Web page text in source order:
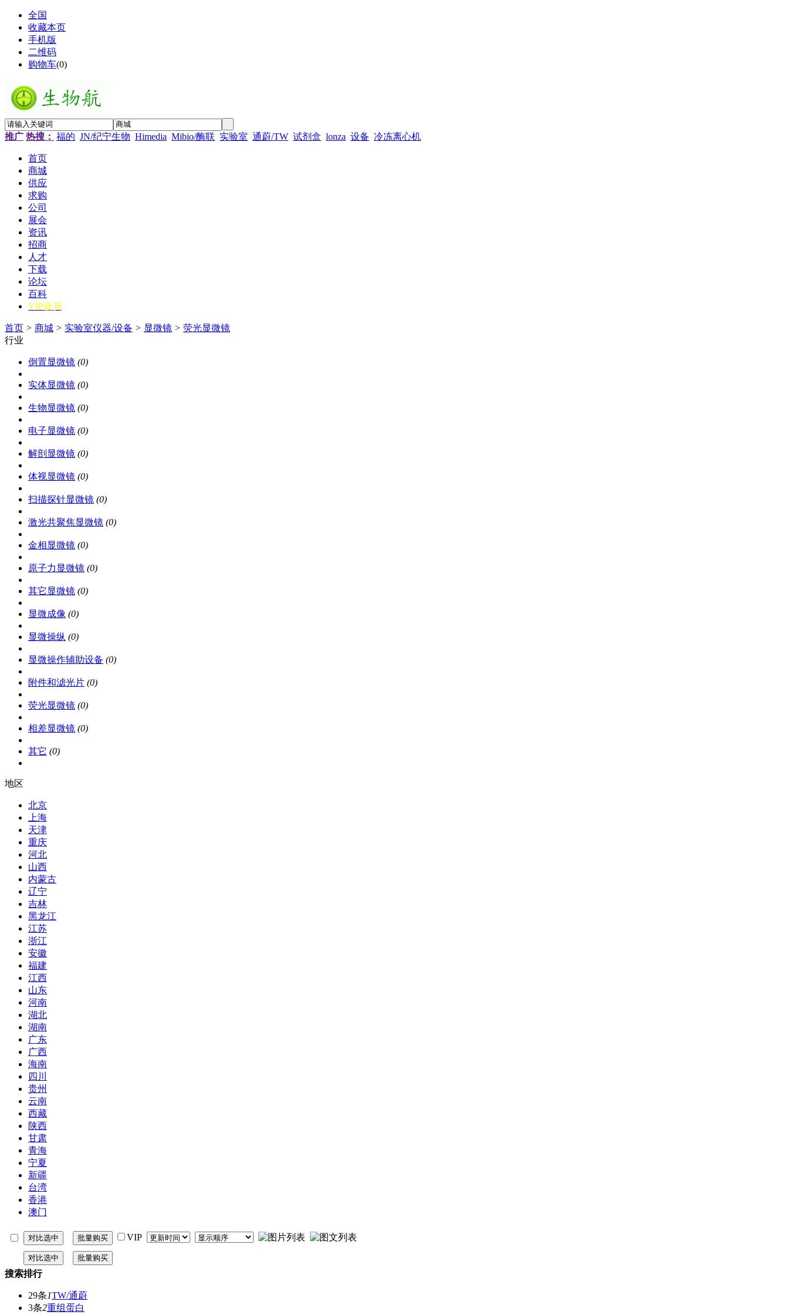
全国
收藏本页
手机版
二维码
购物车(0)
推广 热搜： 福的 JN/纪宁生物 Himedia Mibio/酶联 实验室 通蔚/TW 试剂盒 lonza 设备 冷冻离心机
首页
商城
供应
求购
公司
展会
资讯
招商
人才
下载
论坛
百科
VIP会员
首页 > 商城 > 实验室仪器/设备 > 显微镜 > 荧光显微镜
行业
倒置显微镜 (0)
实体显微镜 (0)
生物显微镜 (0)
电子显微镜 (0)
解剖显微镜 (0)
体视显微镜 (0)
扫描探针显微镜 (0)
激光共聚焦显微镜 (0)
金相显微镜 (0)
原子力显微镜 (0)
其它显微镜 (0)
显微成像 (0)
显微操纵 (0)
显微操作辅助设备 (0)
附件和滤光片 (0)
荧光显微镜 (0)
相差显微镜 (0)
其它 (0)
地区
北京
上海
天津
重庆
河北
山西
内蒙古
辽宁
吉林
黑龙江
江苏
浙江
安徽
福建
江西
山东
河南
湖北
湖南
广东
广西
海南
四川
贵州
云南
西藏
陕西
甘肃
青海
宁夏
新疆
台湾
香港
澳门
VIP
搜索排行
29条1TW/通蔚
3条2重组蛋白